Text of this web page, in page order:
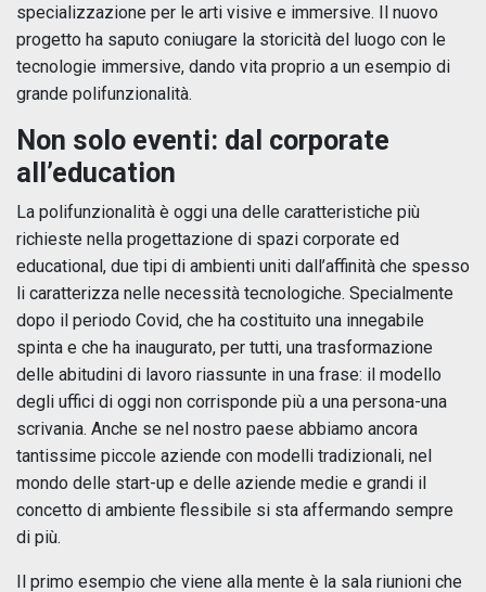
specializzazione per le arti visive e immersive. Il nuovo
progetto ha saputo coniugare la storicità del luogo con le
tecnologie immersive, dando vita proprio a un esempio di
grande polifunzionalità.
Non solo eventi: dal corporate
all’education
La polifunzionalità è oggi una delle caratteristiche più
richieste nella progettazione di spazi corporate ed
educational, due tipi di ambienti uniti dall’affinità che spesso
li caratterizza nelle necessità tecnologiche. Specialmente
dopo il periodo Covid, che ha costituito una innegabile
spinta e che ha inaugurato, per tutti, una trasformazione
delle abitudini di lavoro riassunte in una frase: il modello
degli uffici di oggi non corrisponde più a una persona-una
scrivania. Anche se nel nostro paese abbiamo ancora
tantissime piccole aziende con modelli tradizionali, nel
mondo delle start-up e delle aziende medie e grandi il
concetto di ambiente flessibile si sta affermando sempre
di più.
Il primo esempio che viene alla mente è la sala riunioni che